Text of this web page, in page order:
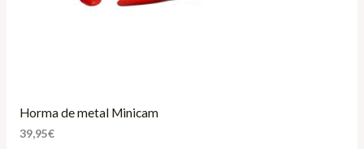
Horma de metal Minicam
39,95€